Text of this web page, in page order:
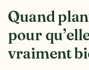
Quand
pour
vraiment